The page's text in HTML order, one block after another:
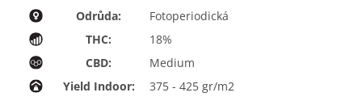
Odrůda:
Fotoperiodická
THC:
18%
CBD:
Medium
Yield Indoor:
375 - 425 gr/m2